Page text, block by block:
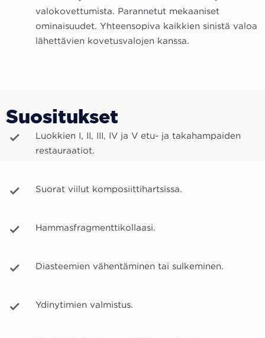
valokovettumista. Parannetut mekaaniset
ominaisuudet. Yhteensopiva kaikkien sinistä valoa
lähettävien kovetusvalojen kanssa.
Suositukset
Luokkien I, II, III, IV ja V etu- ja takahampaiden
restauraatiot.
Suorat viilut komposiittihartsissa.
Hammasfragmenttikollaasi.
Diasteemien vähentäminen tai sulkeminen.
Ydinytimien valmistus.